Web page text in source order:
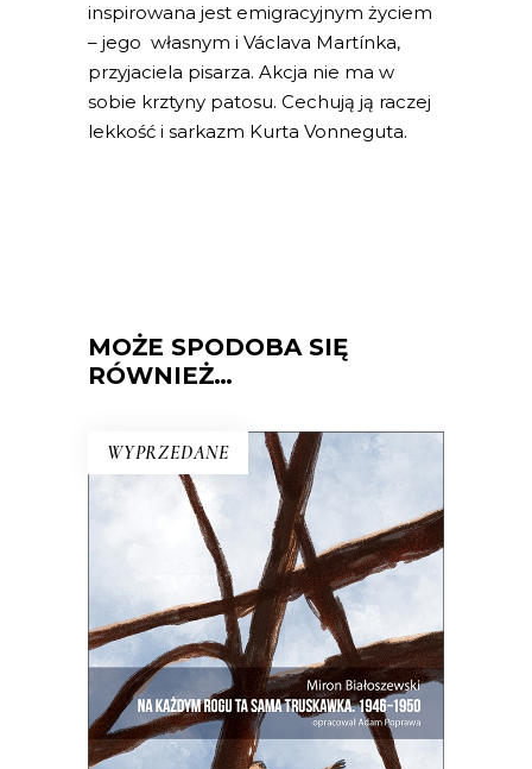
inspirowana jest emigracyjnym życiem
– jego własnym i Václava Martínka,
przyjaciela pisarza. Akcja nie ma w
sobie krztyny patosu. Cechują ją raczej
lekkość i sarkazm Kurta Vonneguta.
MOŻE SPODOBA SIĘ
RÓWNIEŻ…
WYPRZEDANE
NA KAŻDYM ROGU TA SAMA
TRUSKAWKA
Zupełnie nowe miasto. Jakaś inna
Warszawa na starych śmieciach. Skąd
się wzięła?